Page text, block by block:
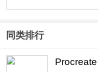
同类排行